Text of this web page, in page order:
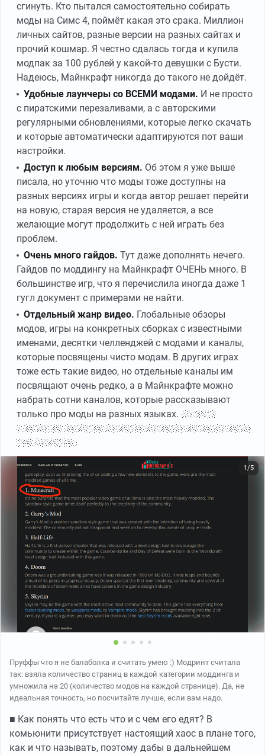
сгинуть. Кто пытался самостоятельно собирать
моды на Симс 4, поймёт какая это срака. Миллион
личных сайтов, разные версии на разных сайтах и
прочий кошмар. Я честно сдалась тогда и купила
модпак за 100 рублей у какой-то девушки с Бусти.
Надеюсь, Майнкрафт никогда до такого не дойдёт.
Удобные лаунчеры со ВСЕМИ модами. И не просто
с пиратскими перезаливами, а с авторскими
регулярными обновлениями, которые легко скачать
и которые автоматически адаптируются пот ваши
настройки.
Доступ к любым версиям. Об этом я уже выше
писала, но уточню что моды тоже доступны на
разных версиях игры и когда автор решает перейти
на новую, старая версия не удаляется, а все
желающие могут продолжить с ней играть без
проблем.
Очень много гайдов. Тут даже дополнять нечего.
Гайдов по моддингу на Майнкрафт ОЧЕНЬ много. В
большинстве игр, что я перечислила иногда даже 1
гугл документ с примерами не найти.
Отдельный жанр видео. Глобальные обзоры
модов, игры на конкретных сборках с известными
именами, десятки челленджей с модами и каналы,
которые посвящены чисто модам. В других играх
тоже есть такие видео, но отдельные каналы им
посвящают очень редко, а в Майнкрафте можно
набрать сотни каналов, которые рассказывают
только про моды на разных языках. К слову,
передаю привет всем зрителям Nocube, он редактор
этой статьи :)
1/5
Пруффы что я не балаболка и считать умею :) Модринт считала
так: взяла количество страниц в каждой категории моддинга и
умножила на 20 (количество модов на каждой странице). Да, не
идеальная точность, но посчитайте лучше, если вам надо.
■ Как понять что есть что и с чем его едят? В
комьюнити присутствует настоящий хаос в плане того,
как и что называть, поэтому дабы в дальнейшем